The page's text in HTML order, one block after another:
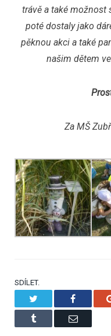
trávě a také možnost
poté dostaly jako
pěknou akci a také
našim dětem
Za MŠ
SDÍLET.
Facebook
Tumblr Email